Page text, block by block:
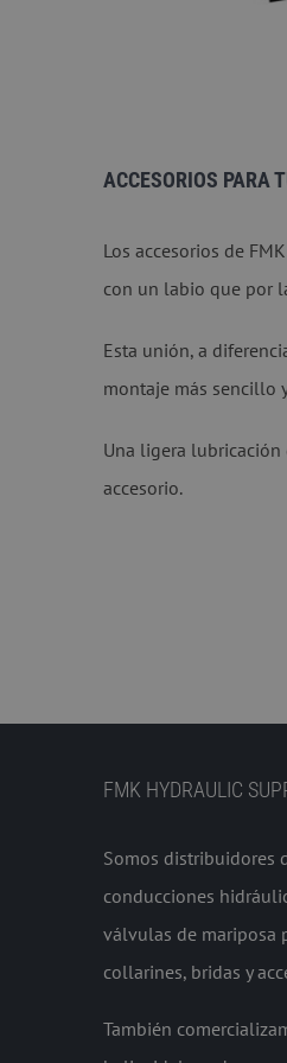
ACCESORIOS PARA
Los accesorios de
con un labio que por
Esta unión, a
montaje más sencillo
Una ligera
accesorio.
FMK HYDRAULIC
Somos distribuidores
conducciones
válvulas de mariposa
collarines, bridas y
También